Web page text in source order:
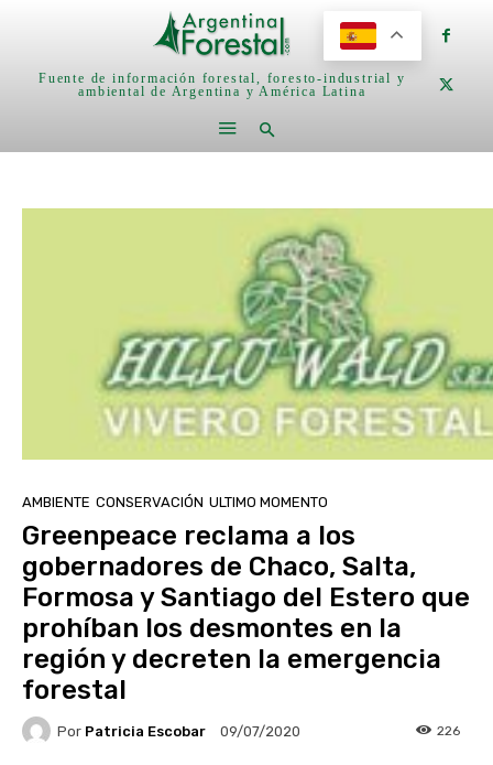
Fuente de información forestal, foresto-industrial y
ambiental de Argentina y América Latina
AMBIENTE CONSERVACIÓN ULTIMO MOMENTO
Greenpeace reclama a los
gobernadores de Chaco, Salta,
Formosa y Santiago del Estero que
prohíban los desmontes en la
región y decreten la emergencia
forestal
Por Patricia Escobar 09/07/2020 226